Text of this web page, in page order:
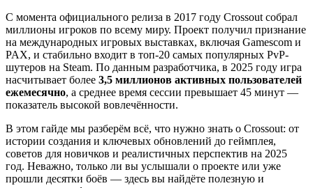
С момента официального релиза в 2017 году Crossout собрал
миллионы игроков по всему миру. Проект получил признание
на международных игровых выставках, включая Gamescom и
PAX, и стабильно входит в топ-20 самых популярных PvP-
шутеров на Steam. По данным разработчика, в 2025 году игра
насчитывает более 3,5 миллионов активных пользователей
ежемесячно, а среднее время сессии превышает 45 минут —
показатель высокой вовлечённости.
В этом гайде мы разберём всё, что нужно знать о Crossout: от
истории создания и ключевых обновлений до геймплея,
советов для новичков и реалистичных перспектив на 2025
год. Неважно, только ли вы услышали о проекте или уже
прошли десятки боёв — здесь вы найдёте полезную и